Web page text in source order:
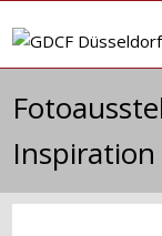
Inhalt